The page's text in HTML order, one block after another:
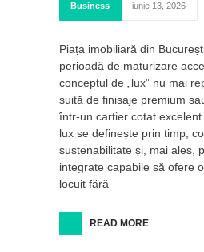
Business iunie 13, 2026
Piața imobiliară din
perioadă de maturizare
conceptul de „lux” nu mai
suită de finisaje premium
într-un cartier cotat
lux se definește prin timp,
sustenabilitate și, mai ales,
integrate capabile să ofere
locuit fără
READ MORE